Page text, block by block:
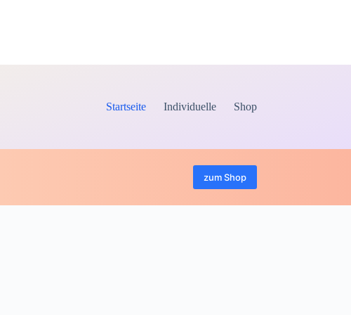
Startseite Individuelle Shop
zum Shop